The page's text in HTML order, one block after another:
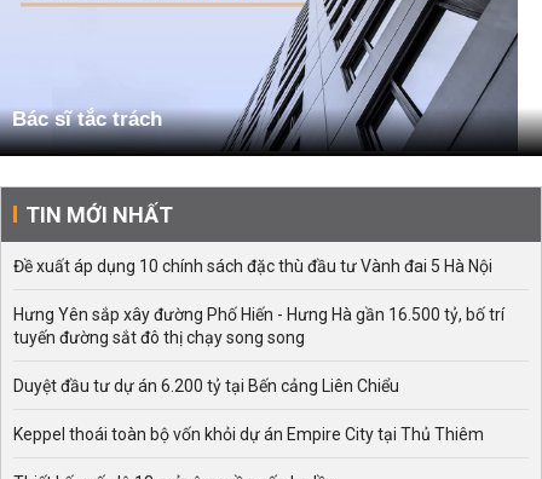
Bác sĩ tắc trách
TIN MỚI NHẤT
Đề xuất áp dụng 10 chính sách đặc thù đầu tư Vành đai 5 Hà Nội
Hưng Yên sắp xây đường Phố Hiến - Hưng Hà gần 16.500 tỷ, bố trí
tuyến đường sắt đô thị chạy song song
Duyệt đầu tư dự án 6.200 tỷ tại Bến cảng Liên Chiểu
Keppel thoái toàn bộ vốn khỏi dự án Empire City tại Thủ Thiêm